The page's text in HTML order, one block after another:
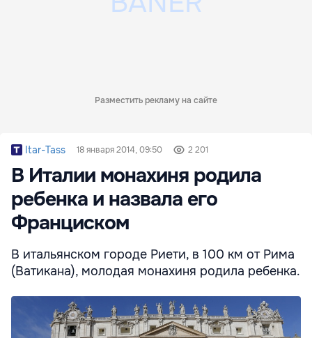
Разместить рекламу на сайте
Itar-Tass 18 января 2014, 09:50 2 201
В Италии монахиня родила
ребенка и назвала его
Франциском
В итальянском городе Риети, в 100 км от Рима
(Ватикана), молодая монахиня родила ребенка.